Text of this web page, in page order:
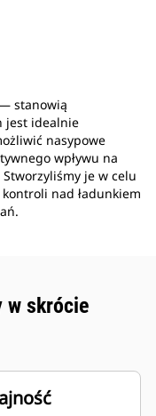
stanowią
jest idealnie
nasypowe
wpływu na
je w celu
nad ładunkiem
w skrócie